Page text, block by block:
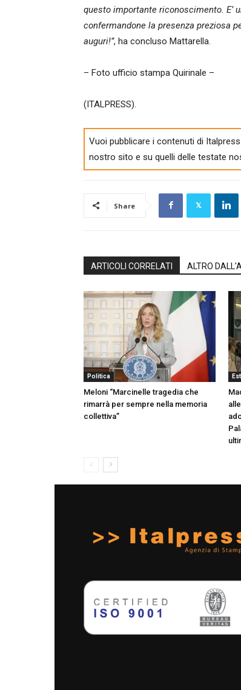
questo importante riconoscimento. E’
confermandone la presenza preziosa
auguri!”, ha concluso Mattarella.
– Foto ufficio stampa Quirinale –
(ITALPRESS).
Vuoi pubblicare i contenuti di
nostro sito e su quelli delle testate
Share
ARTICOLI CORRELATI ALTRO
Politica
Meloni “Marcinelle tragedia che
rimarrà per sempre nella memoria
collettiva”